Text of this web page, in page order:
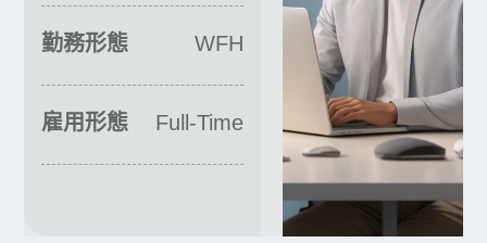
勤務形態 WFH
雇用形態 Full-Time